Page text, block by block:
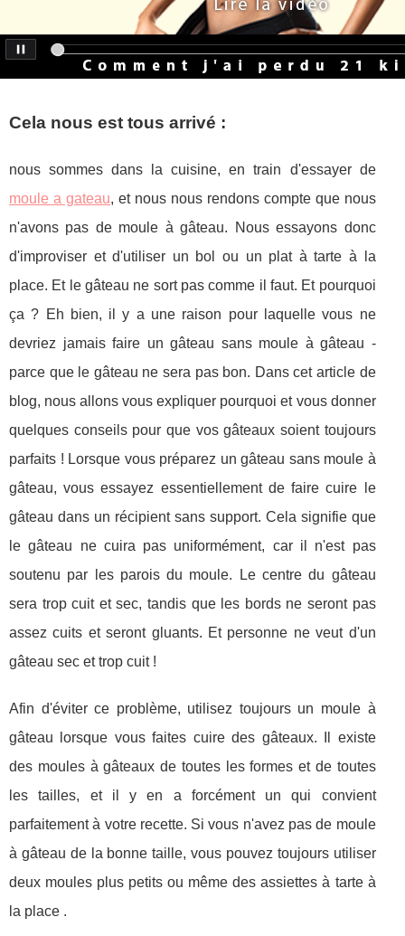
Cela nous est tous arrivé :
nous sommes dans la cuisine, en train d'essayer de
moule a gateau, et nous nous rendons compte que nous
n'avons pas de moule à gâteau. Nous essayons donc
d'improviser et d'utiliser un bol ou un plat à tarte à la
place. Et le gâteau ne sort pas comme il faut. Et pourquoi
ça ? Eh bien, il y a une raison pour laquelle vous ne
devriez jamais faire un gâteau sans moule à gâteau -
parce que le gâteau ne sera pas bon. Dans cet article de
blog, nous allons vous expliquer pourquoi et vous donner
quelques conseils pour que vos gâteaux soient toujours
parfaits ! Lorsque vous préparez un gâteau sans moule à
gâteau, vous essayez essentiellement de faire cuire le
gâteau dans un récipient sans support. Cela signifie que
le gâteau ne cuira pas uniformément, car il n'est pas
soutenu par les parois du moule. Le centre du gâteau
sera trop cuit et sec, tandis que les bords ne seront pas
assez cuits et seront gluants. Et personne ne veut d'un
gâteau sec et trop cuit !
Afin d'éviter ce problème, utilisez toujours un moule à
gâteau lorsque vous faites cuire des gâteaux. Il existe
des moules à gâteaux de toutes les formes et de toutes
les tailles, et il y en a forcément un qui convient
parfaitement à votre recette. Si vous n'avez pas de moule
à gâteau de la bonne taille, vous pouvez toujours utiliser
deux moules plus petits ou même des assiettes à tarte à
la place .